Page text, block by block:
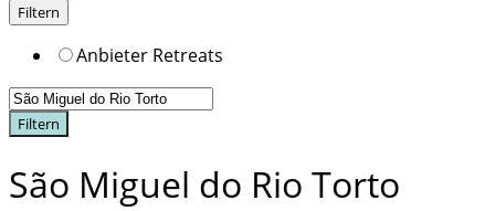
Filtern
Anbieter Retreats
Filtern
São Miguel do Rio Torto